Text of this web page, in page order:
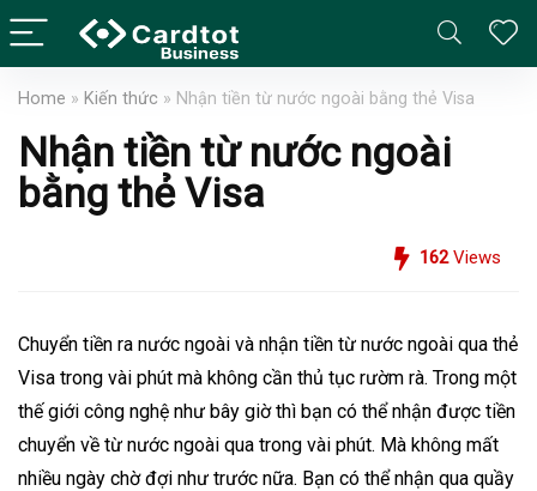
Home » Kiến thức » Nhận tiền từ nước ngoài bằng thẻ Visa
Nhận tiền từ nước ngoài
bằng thẻ Visa
162Views
Chuyển tiền ra nước ngoài và nhận tiền từ nước ngoài qua thẻ
Visa trong vài phút mà không cần thủ tục rườm rà. Trong một
thế giới công nghệ như bây giờ thì bạn có thể nhận được tiền
chuyển về từ nước ngoài qua trong vài phút. Mà không mất
nhiều ngày chờ đợi như trước nữa. Bạn có thể nhận qua quầy